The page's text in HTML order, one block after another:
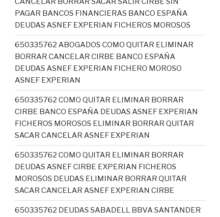
PAGAR BANCOS FINANCIERAS BANCO ESPAÑA
DEUDAS ASNEF EXPERIAN FICHEROS MOROSOS
650335762 ABOGADOS COMO QUITAR ELIMINAR
BORRAR CANCELAR CIRBE BANCO ESPAÑA
DEUDAS ASNEF EXPERIAN FICHERO MOROSO
ASNEF EXPERIAN
650335762 COMO QUITAR ELIMINAR BORRAR
CIRBE BANCO ESPAÑA DEUDAS ASNEF EXPERIAN
FICHEROS MOROSOS ELIMINAR BORRAR QUITAR
SACAR CANCELAR ASNEF EXPERIAN
650335762 COMO QUITAR ELIMINAR BORRAR
DEUDAS ASNEF CIRBE EXPERIAN FICHEROS
MOROSOS DEUDAS ELIMINAR BORRAR QUITAR
SACAR CANCELAR ASNEF EXPERIAN CIRBE
650335762 DEUDAS SABADELL BBVA SANTANDER